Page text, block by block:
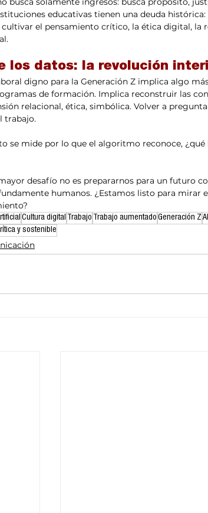
educativas tienen una deuda
cultivar el pensamiento crítico, la ética digital, la
los datos: la revolución
digno para la Generación Z implica algo
de formación. Implica reconstruir las
relacional, ética, simbólica. Volver a
trabajo.
se mide por lo que el algoritmo reconoce,
desafío no es prepararnos para un futuro
humanos. ¿Estamos listo para mirar
Cultura digital Trabajo Trabajo aumentado Generación Z
y sostenible